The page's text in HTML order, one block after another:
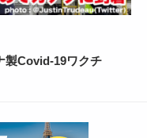
製Covid-19ワクチ